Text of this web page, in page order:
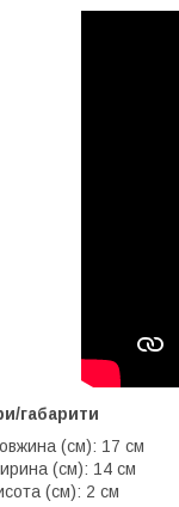
габарити
(см): 17 см
(см): 14 см
(см): 2 см